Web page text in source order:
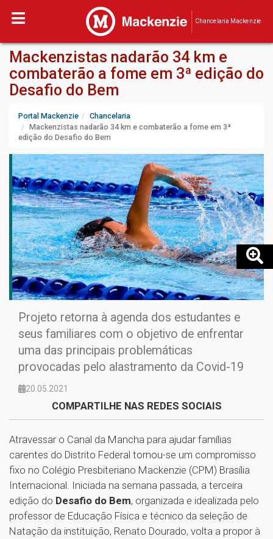
Chancelaria Mackenzie
Mackenzistas nadarão 34 km e
combaterão a fome em 3ª edição do
Desafio do Bem
Portal Mackenzie
Chancelaria
Mackenzistas nadarão 34 km e combaterão a fome em 3ª
edição do Desafio do Bem
Projeto retorna à agenda dos estudantes e
seus familiares com o objetivo de enfrentar
uma das principais problemáticas
provocadas pelo alastramento da Covid-19
20.05.2021
COMPARTILHE NAS REDES SOCIAIS
Atravessar o Canal da Mancha para ajudar famílias
carentes do Distrito Federal tornou-se um compromisso
fixo no Colégio Presbiteriano Mackenzie (CPM) Brasília
Internacional. Iniciada na semana passada, a terceira
edição do Desafio do Bem, organizada e idealizada pelo
professor de Educação Física e técnico da seleção de
Natação da instituição, Renato Dourado, volta a propor à